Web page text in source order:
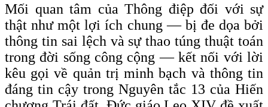
Mối quan tâm của Thông điệp đối với sự
thật như một lợi ích chung — bị đe dọa bởi
thông tin sai lệch và sự thao túng thuật toán
trong đời sống công cộng — kết nối với lời
kêu gọi về quản trị minh bạch và thông tin
đáng tin cậy trong Nguyên tắc 13 của Hiến